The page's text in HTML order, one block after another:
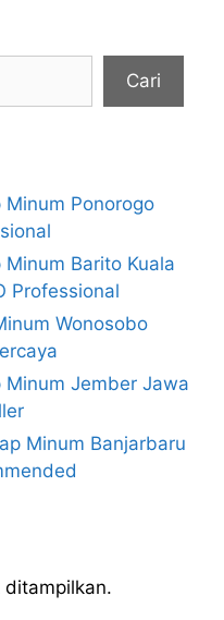
Cari
Minum Ponorogo
Barito Kuala
Professional
Wonosobo
Minum Jember Jawa
Minum Banjarbaru